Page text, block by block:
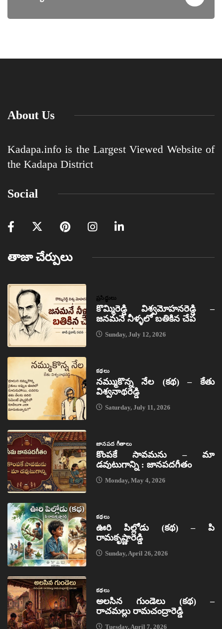
About Us
Kadapa.info is the Largest Viewed Website of
the Kadapa District
Social
తాజా చేర్పులు
ప్రసిద్ధులు
కొమ్మిరెడ్డి విశ్వమోహనరెడ్డి –
జనమనే నీళ్ళలో బతికిన చేప
Sunday, July 12, 2026
కథలు
నమ్ముకొన్న నేల (కథ) – కేతు
విశ్వనాథరెడ్డి
Saturday, July 11, 2026
జానపద గీతాలు
కొంపకే సావమను – మా
డవుటుగాన్ని : జానపదగీతం
Monday, May 4, 2026
కథలు
ఊరి పిల్లోడు (కథ) – పి
రామకృష్ణారెడ్డి
Sunday, April 26, 2026
కథలు
అలసిన గుండెలు (కథ) –
రాచమల్లు రామచంద్రారెడ్డి
Tuesday, April 7, 2026